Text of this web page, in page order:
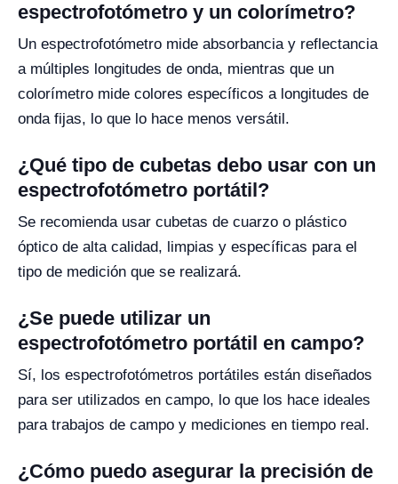
espectrofotómetro y un colorímetro?
Un espectrofotómetro mide absorbancia y reflectancia
a múltiples longitudes de onda, mientras que un
colorímetro mide colores específicos a longitudes de
onda fijas, lo que lo hace menos versátil.
¿Qué tipo de cubetas debo usar con un
espectrofotómetro portátil?
Se recomienda usar cubetas de cuarzo o plástico
óptico de alta calidad, limpias y específicas para el
tipo de medición que se realizará.
¿Se puede utilizar un
espectrofotómetro portátil en campo?
Sí, los espectrofotómetros portátiles están diseñados
para ser utilizados en campo, lo que los hace ideales
para trabajos de campo y mediciones en tiempo real.
¿Cómo puedo asegurar la precisión de